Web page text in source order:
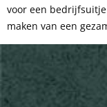
voor een
maken van een